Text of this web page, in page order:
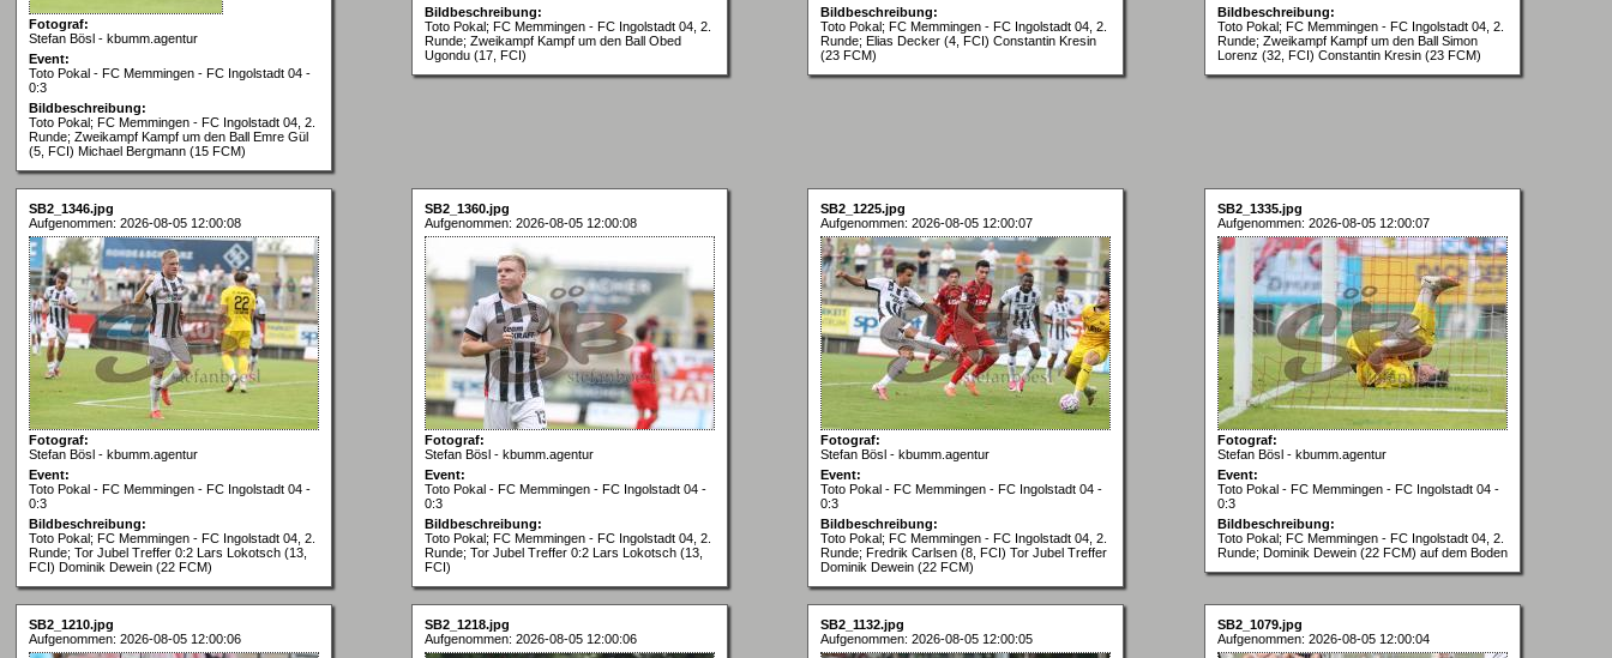
Fotograf:
Stefan Bösl - kbumm.agentur
Event:
Toto Pokal - FC Memmingen - FC Ingolstadt 04 -
0:3
Bildbeschreibung:
Toto Pokal; FC Memmingen - FC Ingolstadt 04, 2.
Runde; Zweikampf Kampf um den Ball Emre Gül
(5, FCI) Michael Bergmann (15 FCM)
Bildbeschreibung:
Toto Pokal; FC Memmingen - FC Ingolstadt 04, 2.
Runde; Zweikampf Kampf um den Ball Obed
Ugondu (17, FCI)
Bildbeschreibung:
Toto Pokal; FC Memmingen - FC Ingolstadt 04, 2.
Runde; Elias Decker (4, FCI) Constantin Kresin
(23 FCM)
Bildbeschreibung:
Toto Pokal; FC Memmingen - FC Ingolstadt 04, 2.
Runde; Zweikampf Kampf um den Ball Simon
Lorenz (32, FCI) Constantin Kresin (23 FCM)
SB2_1346.jpg
Aufgenommen: 2026-08-05 12:00:08
Fotograf:
Stefan Bösl - kbumm.agentur
Event:
Toto Pokal - FC Memmingen - FC Ingolstadt 04 -
0:3
Bildbeschreibung:
Toto Pokal; FC Memmingen - FC Ingolstadt 04, 2.
Runde; Tor Jubel Treffer 0:2 Lars Lokotsch (13,
FCI) Dominik Dewein (22 FCM)
SB2_1360.jpg
Aufgenommen: 2026-08-05 12:00:08
Fotograf:
Stefan Bösl - kbumm.agentur
Event:
Toto Pokal - FC Memmingen - FC Ingolstadt 04 -
0:3
Bildbeschreibung:
Toto Pokal; FC Memmingen - FC Ingolstadt 04, 2.
Runde; Tor Jubel Treffer 0:2 Lars Lokotsch (13,
FCI)
SB2_1225.jpg
Aufgenommen: 2026-08-05 12:00:07
Fotograf:
Stefan Bösl - kbumm.agentur
Event:
Toto Pokal - FC Memmingen - FC Ingolstadt 04 -
0:3
Bildbeschreibung:
Toto Pokal; FC Memmingen - FC Ingolstadt 04, 2.
Runde; Fredrik Carlsen (8, FCI) Tor Jubel Treffer
Dominik Dewein (22 FCM)
SB2_1335.jpg
Aufgenommen: 2026-08-05 12:00:07
Fotograf:
Stefan Bösl - kbumm.agentur
Event:
Toto Pokal - FC Memmingen - FC Ingolstadt 04 -
0:3
Bildbeschreibung:
Toto Pokal; FC Memmingen - FC Ingolstadt 04, 2.
Runde; Dominik Dewein (22 FCM) auf dem Boden
SB2_1210.jpg
Aufgenommen: 2026-08-05 12:00:06
SB2_1218.jpg
Aufgenommen: 2026-08-05 12:00:06
SB2_1132.jpg
Aufgenommen: 2026-08-05 12:00:05
SB2_1079.jpg
Aufgenommen: 2026-08-05 12:00:04